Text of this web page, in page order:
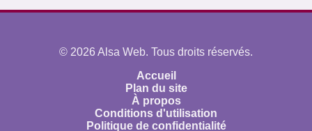
© 2026 Alsa Web. Tous droits réservés.
Accueil
Plan du site
À propos
Conditions d'utilisation
Politique de confidentialité